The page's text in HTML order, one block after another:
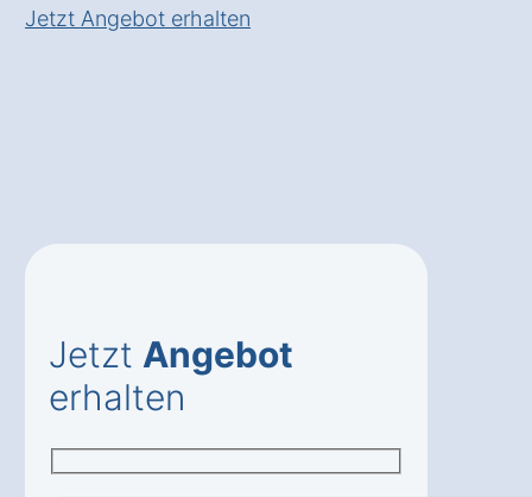
Jetzt Angebot erhalten
Jetzt Angebot
erhalten